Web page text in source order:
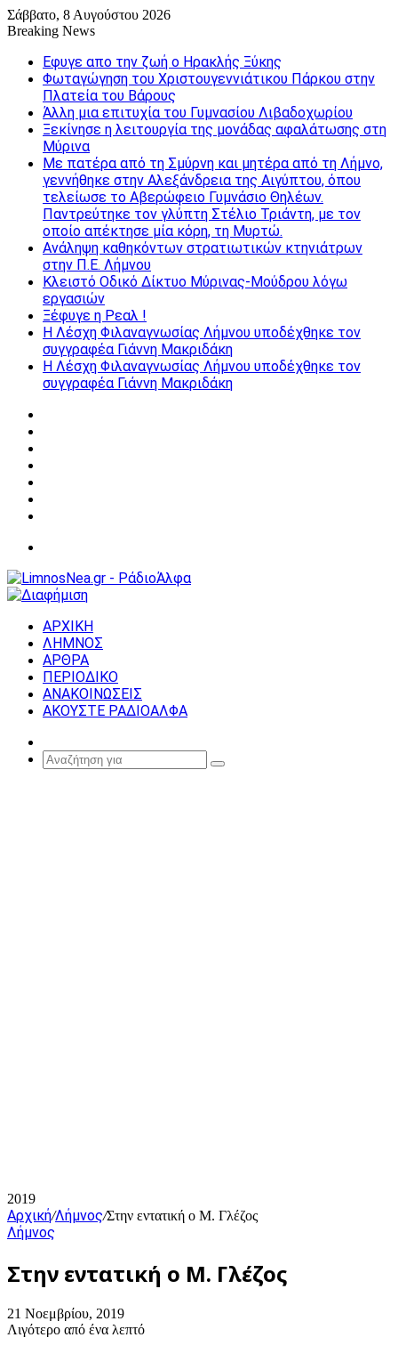
Σάββατο, 8 Αυγούστου 2026
Breaking News
Εφυγε απο την ζωή o Ηρακλής Ξύκης
Φωταγώγηση του Χριστουγεννιάτικου Πάρκου στην
Πλατεία του Βάρους
Άλλη μια επιτυχία του Γυμνασίου Λιβαδοχωρίου
Ξεκίνησε η λειτουργία της μονάδας αφαλάτωσης στη
Μύρινα
Με πατέρα από τη Σμύρνη και μητέρα από τη Λήμνο,
γεννήθηκε στην Αλεξάνδρεια της Αιγύπτου, όπου
τελείωσε το Αβερώφειο Γυμνάσιο Θηλέων.
Παντρεύτηκε τον γλύπτη Στέλιο Τριάντη, με τον
οποίο απέκτησε μία κόρη, τη Μυρτώ.
Ανάληψη καθηκόντων στρατιωτικών κτηνιάτρων
στην Π.Ε. Λήμνου
Κλειστό Οδικό Δίκτυο Μύρινας-Μούδρου λόγω
εργασιών
Ξέφυγε η Ρεαλ !
Η Λέσχη Φιλαναγνωσίας Λήμνου υποδέχθηκε τον
συγγραφέα Γιάννη Μακριδάκη
Η Λέσχη Φιλαναγνωσίας Λήμνου υποδέχθηκε τον
συγγραφέα Γιάννη Μακριδάκη
ΑΡΧΙΚΗ
ΛΗΜΝΟΣ
ΑΡΘΡΑ
ΠΕΡΙΟΔΙΚΟ
ΑΝΑΚΟΙΝΩΣΕΙΣ
ΑΚΟΥΣΤΕ ΡΑΔΙΟΑΛΦΑ
Article
Αναζήτηση
2019
Αρχική/Λήμνος/Στην εντατική ο Μ. Γλέζος
Λήμνος
Στην εντατική ο Μ. Γλέζος
21 Νοεμβρίου, 2019
Λιγότερο από ένα λεπτό